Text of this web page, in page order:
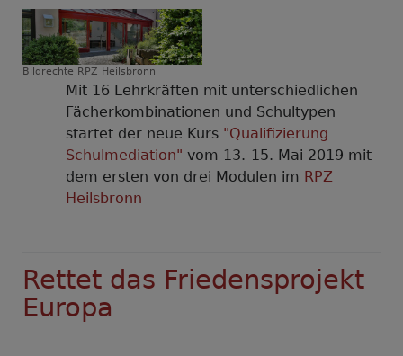
Bildrechte RPZ Heilsbronn
Mit 16 Lehrkräften mit unterschiedlichen
Fächerkombinationen und Schultypen
startet der neue Kurs "Qualifizierung
Schulmediation" vom 13.-15. Mai 2019 mit
dem ersten von drei Modulen im RPZ
Heilsbronn
Rettet das Friedensprojekt
Europa